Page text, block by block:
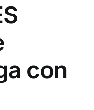
con